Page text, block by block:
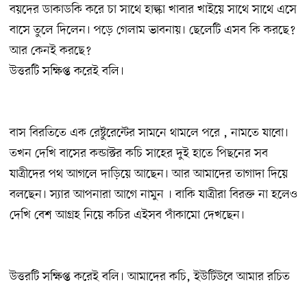
বয়দের ডাকাডকি করে চা সাথে হাল্কা খাবার খাইয়ে সাথে সাথে এসে
বাসে তুলে দিলেন। পড়ে গেলাম ভাবনায়। ছেলেটি এসব কি করছে?
আর কেনই করছে?
উত্তরটি সক্ষিপ্ত করেই বলি।
বাস বিরতিতে এক রেষ্টুরেন্টের সামনে থামলে পরে , নামতে যাবো।
তখন দেখি বাসের কন্ডাক্টর কচি সাহের দুই হাতে পিছনের সব
যাত্রীদের পথ আগলে দাড়িয়ে আছেন। আর আমাদের তাগাদা দিয়ে
বলছেন। স্যার আপনারা আগে নামুন । বাকি যাত্রীরা বিরক্ত না হলেও
দেখি বেশ আগ্রহ নিয়ে কচির এইসব পাঁকামো দেখছেন।
উত্তরটি সক্ষিপ্ত করেই বলি। আমাদের কচি, ইউটিউবে আমার রচিত